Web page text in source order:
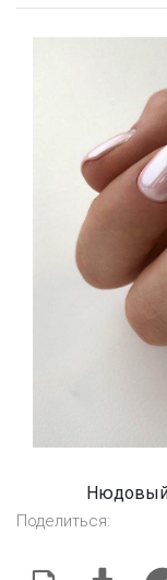
Нюдовый
Поделиться: